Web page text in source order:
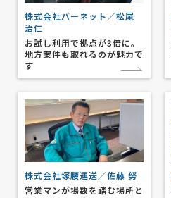
株式会社バーネット／松尾
治仁
お試し利用で拠点が3倍に。
地方案件も取れるのが魅力で
す
株式会社塚腰運送／佐藤 努
営業マンが場数を踏む場所と